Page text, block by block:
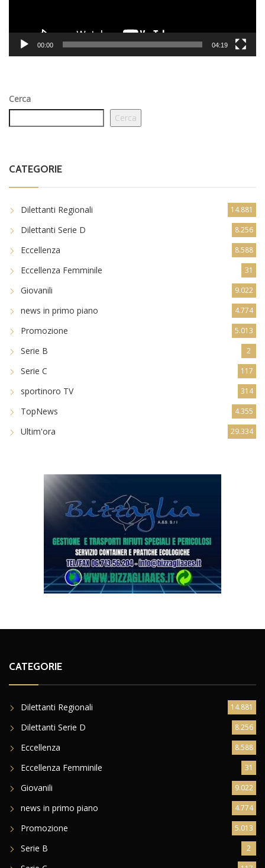
00:00 04:19
Cerca
Cerca
CATEGORIE
Dilettanti Regionali 14.881
Dilettanti Serie D 8.256
Eccellenza 8.588
Eccellenza Femminile 31
Giovanili 9.022
news in primo piano 4.774
Promozione 5.013
Serie B 2
Serie C 117
sportinoro TV 314
TopNews 4.355
Ultim'ora 29.334
CATEGORIE
Dilettanti Regionali 14.881
Dilettanti Serie D 8.256
Eccellenza 8.588
Eccellenza Femminile 31
Giovanili 9.022
news in primo piano 4.774
Promozione 5.013
Serie B 2